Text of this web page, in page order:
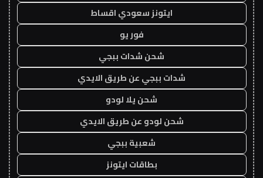
ايتونز سعودي اقساط
فور يو
شحن شدات ببجي
شدات ببجي عن طريق الايدي
شحن يلا لودو
شحن لودو عن طريق الايدي
شعبية ببجي
بطاقات ايتونز